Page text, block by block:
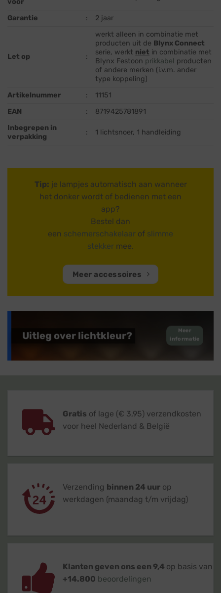
Garantie : 2 jaar
Let op :
werkt alleen in combinatie met
producten uit de Blynx Connect
serie, werkt niet in combinatie met
Blynx Festoon prikkabel producten
of andere merken (i.v.m. ander
type koppeling)
Artikelnummer
:
11151
EAN
:
8719425781891
Inbegrepen in
verpakking
: 1 lichtsnoer, 1 handleiding
Tip: je lampjes automatisch aan wanneer
het donker wordt of bedienen met een
app?
Bestel dan
een schemerschakelaar of slimme
stekker mee.
Meer accessoires
Uitleg over lichtkleur?
Meer
informatie
Gratis of lage (€ 3,95) verzendkosten
voor heel Nederland & België
Verzending binnen 24 uur op
werkdagen (maandag t/m vrijdag)
Klanten geven ons een 9,4 op basis van
+14.800 beoordelingen